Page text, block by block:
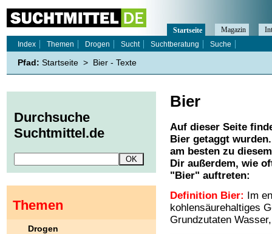
Bier
Auf dieser Seite
Bier getaggt
am besten zu
Dir außerdem, wie
" Bier" auftreten:
Definition Bier: Im
kohlensäurehaltiges
Grundzutaten
Startseite Magazin
Index
Themen Drogen Sucht Suchtberatung Suche
Pfad: Startseite > Bier - Texte
Durchsuche
Suchtmittel.de
Themen
Drogen